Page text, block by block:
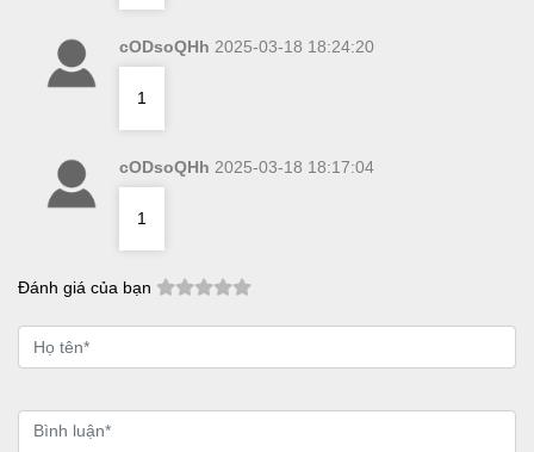
cODsoQHh 2025-03-18 18:24:20
1
cODsoQHh 2025-03-18 18:17:04
1
Đánh giá của bạn